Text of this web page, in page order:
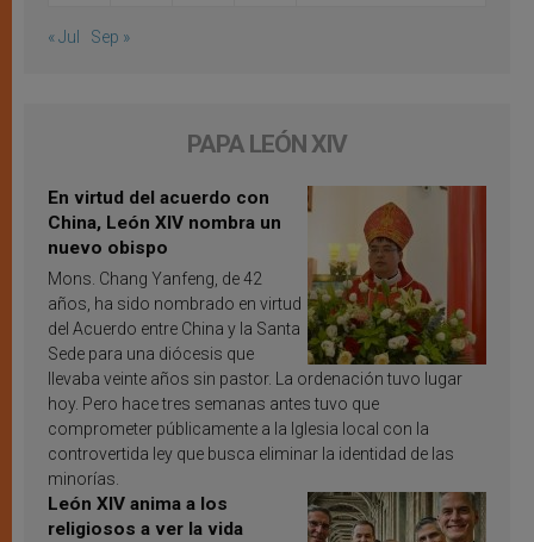
« Jul Sep »
PAPA LEÓN XIV
En virtud del acuerdo con
China, León XIV nombra un
nuevo obispo
Mons. Chang Yanfeng, de 42
años, ha sido nombrado en virtud
del Acuerdo entre China y la Santa
Sede para una diócesis que
llevaba veinte años sin pastor. La ordenación tuvo lugar
hoy. Pero hace tres semanas antes tuvo que
comprometer públicamente a la Iglesia local con la
controvertida ley que busca eliminar la identidad de las
minorías.
León XIV anima a los
religiosos a ver la vida